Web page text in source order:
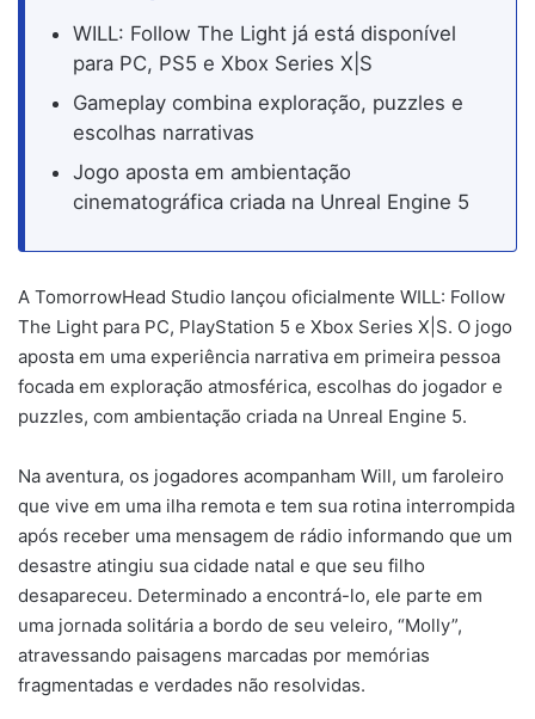
WILL: Follow The Light já está disponível
para PC, PS5 e Xbox Series X|S
Gameplay combina exploração, puzzles e
escolhas narrativas
Jogo aposta em ambientação
cinematográfica criada na Unreal Engine 5
A TomorrowHead Studio lançou oficialmente WILL: Follow
The Light para PC, PlayStation 5 e Xbox Series X|S. O jogo
aposta em uma experiência narrativa em primeira pessoa
focada em exploração atmosférica, escolhas do jogador e
puzzles, com ambientação criada na Unreal Engine 5.
Na aventura, os jogadores acompanham Will, um faroleiro
que vive em uma ilha remota e tem sua rotina interrompida
após receber uma mensagem de rádio informando que um
desastre atingiu sua cidade natal e que seu filho
desapareceu. Determinado a encontrá-lo, ele parte em
uma jornada solitária a bordo de seu veleiro, “Molly”,
atravessando paisagens marcadas por memórias
fragmentadas e verdades não resolvidas.